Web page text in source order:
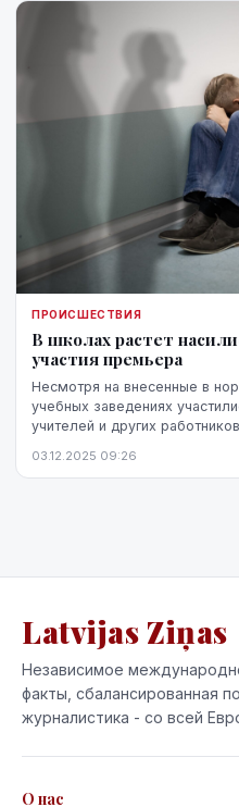
ПРОИСШЕСТВИЯ
В школах растет
участия премьера
Несмотря на внесенные в
учебных заведениях
учителей и других
03.12.2025 09:26
Latvijas Ziņas
Независимое
факты, сбалансированная
журналистика - со всей
О нас